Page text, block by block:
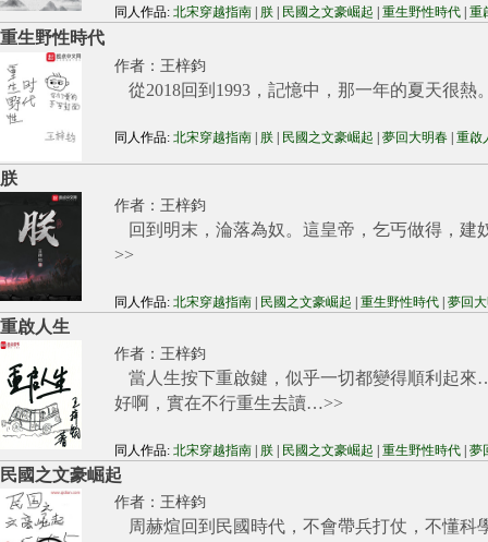
同人作品: 北宋穿越指南 朕 民國之文豪崛起 重生野性時代 重
重生野性時代
作者： 王梓鈞
從2018回到1993，記憶中，那一年的夏天很熱
同人作品: 北宋穿越指南 朕 民國之文豪崛起 夢回大明春 重啟
朕
作者： 王梓鈞
回到明末，淪落為奴。這皇帝，乞丐做得，建
>>
同人作品: 北宋穿越指南 民國之文豪崛起 重生野性時代 夢回
重啟人生
作者： 王梓鈞
當人生按下重啟鍵，似乎一切都變得順利起
好啊，實在不行重生去讀…>>
同人作品: 北宋穿越指南 朕 民國之文豪崛起 重生野性時代 夢
民國之文豪崛起
作者： 王梓鈞
周赫煊回到民國時代，不會帶兵打仗，不懂科